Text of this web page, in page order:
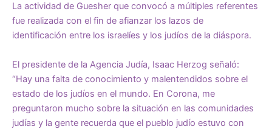
La actividad de Guesher que convocó a múltiples referentes
fue realizada con el fin de afianzar los lazos de
identificación entre los israelíes y los judíos de la diáspora.
El presidente de la Agencia Judía, Isaac Herzog señaló:
“Hay una falta de conocimiento y malentendidos sobre el
estado de los judíos en el mundo. En Corona, me
preguntaron mucho sobre la situación en las comunidades
judías y la gente recuerda que el pueblo judío estuvo con